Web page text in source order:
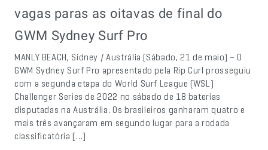
vagas paras as oitavas de final do
GWM Sydney Surf Pro
MANLY BEACH, Sidney / Austrália (Sábado, 21 de maio) – O
GWM Sydney Surf Pro apresentado pela Rip Curl prosseguiu
com a segunda etapa do World Surf League (WSL)
Challenger Series de 2022 no sábado de 18 baterias
disputadas na Austrália. Os brasileiros ganharam quatro e
mais três avançaram em segundo lugar para a rodada
classificatória […]